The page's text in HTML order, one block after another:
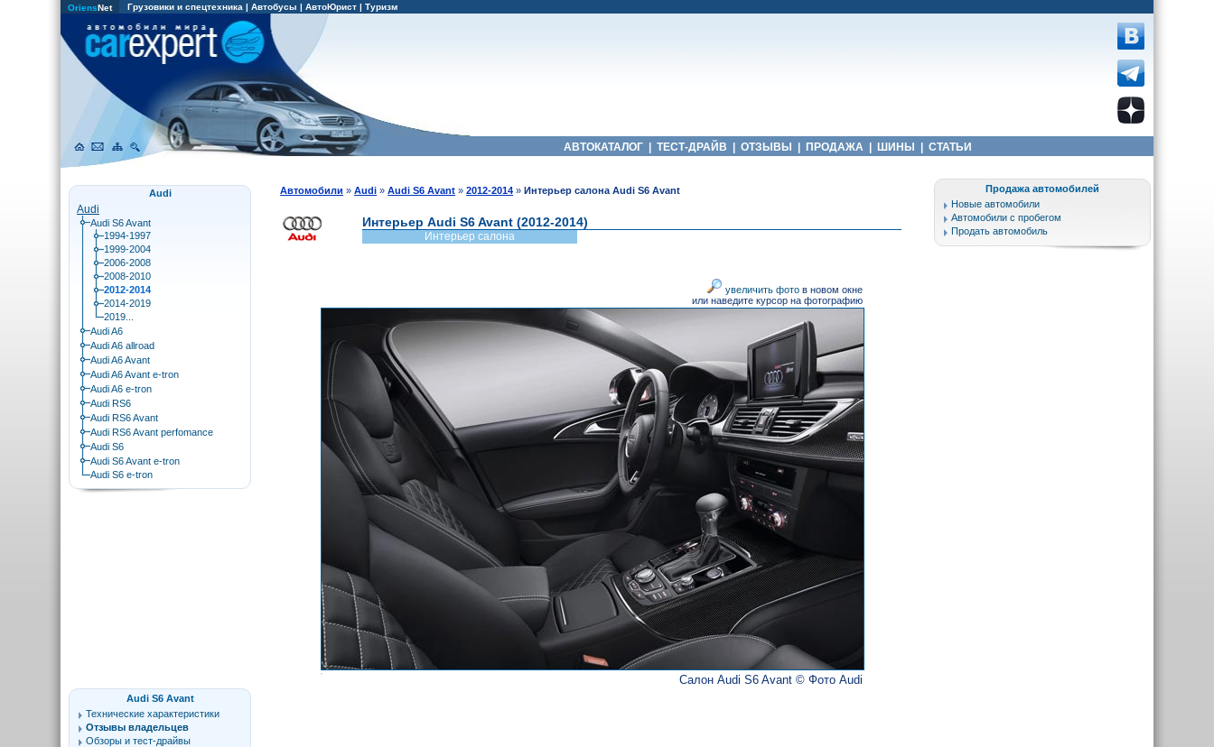
OriensNet Грузовики и спецтехника | Автобусы | АвтоЮрист | Туризм
АВТОКАТАЛОГ ТЕСТ-ДРАЙВ ОТЗЫВЫ ПРОДАЖА ШИНЫ СТАТЬИ
Автомобили »Audi »Audi S6 Avant »2012-2014 »Интерьер салона Audi S6 Avant
Интерьер Audi S6 Avant (2012-2014)
Интерьер салона
увеличить фотов новом окне
или наведите курсор на фотографию
Салон Audi S6 Avant © Фото Audi
Audi
Audi
Audi S6 Avant
1994-1997
1999-2004
2006-2008
2008-2010
2012-2014
2014-2019
2019...
Audi A6
Audi A6 allroad
Audi A6 Avant
Audi A6 Avant e-tron
Audi A6 e-tron
Audi RS6
Audi RS6 Avant
Audi RS6 Avant perfomance
Audi S6
Audi S6 Avant e-tron
Audi S6 e-tron
Audi S6 Avant
Технические характеристики
Отзывы владельцев
Обзоры и тест-драйвы
Продажа автомобилей
Новые автомобили
Автомобили с пробегом
Продать автомобиль